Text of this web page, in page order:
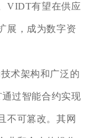
VIDT有望在供应
展，成为数字资
术架构和广泛的
过智能合约实现
不可篡改。其网